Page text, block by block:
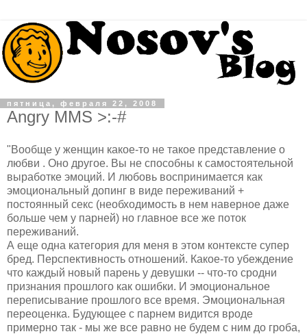
пятница, февраля 22, 2008
Angry MMS >:-#
"Вообще у женщин какое-то не такое представление о
любви . Оно другое. Вы не способны к самостоятельной
выработке эмоций. И любовь воспринимается как
эмоциональный допинг в виде переживаний +
постоянный секс (необходимость в нем наверное даже
больше чем у парней) но главное все же поток
переживаний.
А еще одна категория для меня в этом контексте супер
бред. Перспективность отношений. Какое-то убеждение
что каждый новый парень у девушки -- что-то сродни
признания прошлого как ошибки. И эмоциональное
переписывание прошлого все время. Эмоциональная
переоценка. Будующее с парнем видится вроде
примерно так - мы же все равно не будем с ним до гроба,